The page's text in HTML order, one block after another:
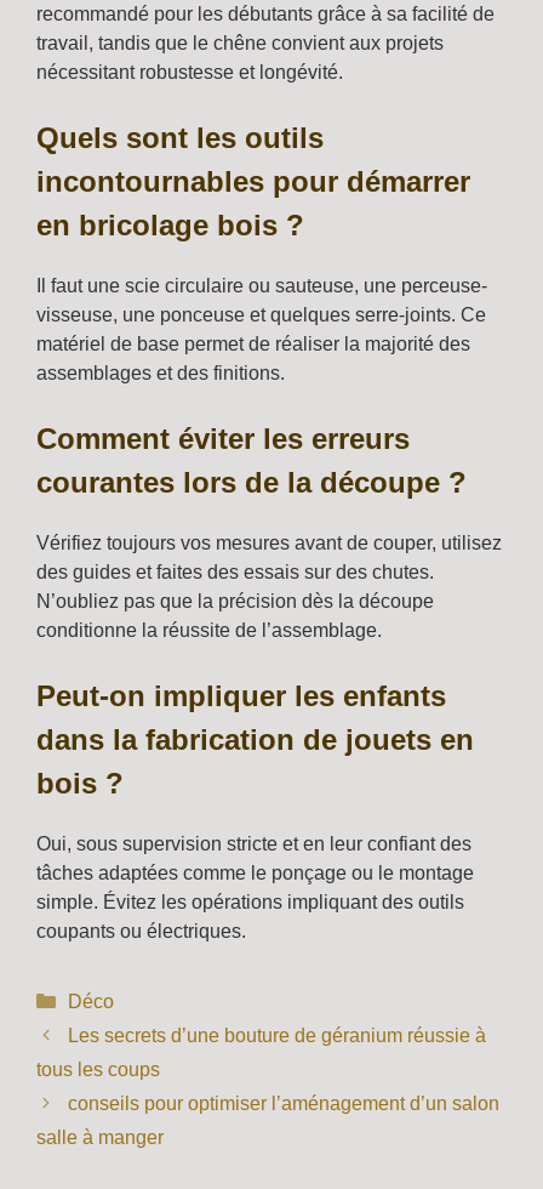
recommandé pour les débutants grâce à sa facilité de
travail, tandis que le chêne convient aux projets
nécessitant robustesse et longévité.
Quels sont les outils
incontournables pour démarrer
en bricolage bois ?
Il faut une scie circulaire ou sauteuse, une perceuse-
visseuse, une ponceuse et quelques serre-joints. Ce
matériel de base permet de réaliser la majorité des
assemblages et des finitions.
Comment éviter les erreurs
courantes lors de la découpe ?
Vérifiez toujours vos mesures avant de couper, utilisez
des guides et faites des essais sur des chutes.
N’oubliez pas que la précision dès la découpe
conditionne la réussite de l’assemblage.
Peut-on impliquer les enfants
dans la fabrication de jouets en
bois ?
Oui, sous supervision stricte et en leur confiant des
tâches adaptées comme le ponçage ou le montage
simple. Évitez les opérations impliquant des outils
coupants ou électriques.
Catégories
Déco
Les secrets d’une bouture de géranium réussie à
tous les coups
conseils pour optimiser l’aménagement d’un salon
salle à manger